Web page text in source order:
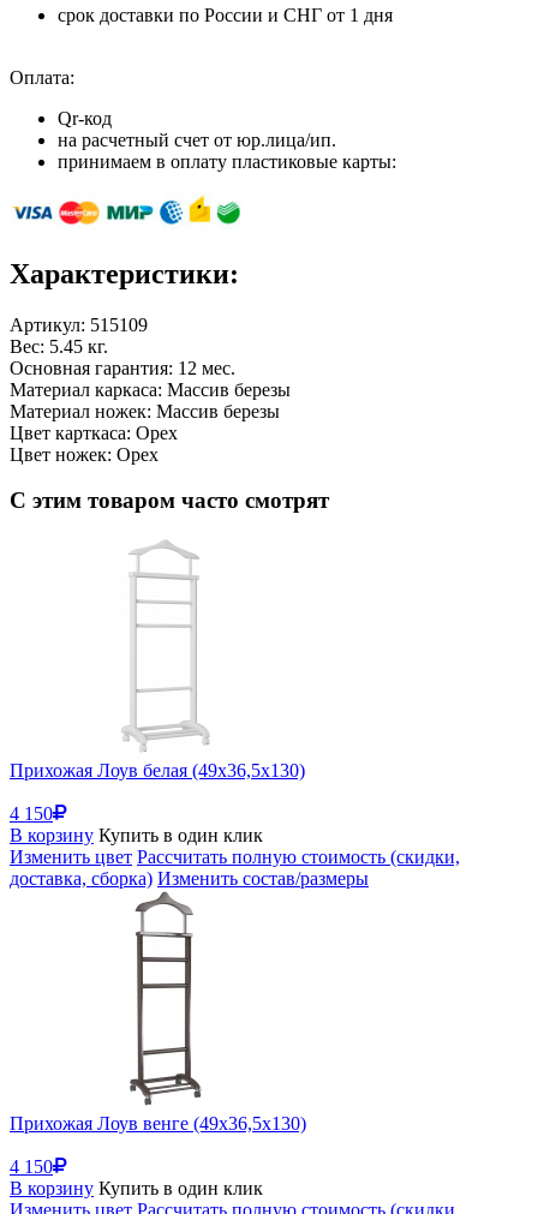
срок доставки по России и СНГ от 1 дня
Оплата:
Qr-код
на расчетный счет от юр.лица/ип.
принимаем в оплату пластиковые карты:
Характеристики:
Артикул: 515109
Вес: 5.45 кг.
Основная гарантия: 12 мес.
Материал каркаса: Массив березы
Материал ножек: Массив березы
Цвет карткаса: Орех
Цвет ножек: Орех
С этим товаром часто смотрят
Прихожая Лоув белая (49x36,5x130)
4 150
В корзину Купить в один клик
Изменить цвет Рассчитать полную стоимость (скидки,
доставка, сборка) Изменить состав/размеры
Прихожая Лоув венге (49x36,5x130)
4 150
В корзину Купить в один клик